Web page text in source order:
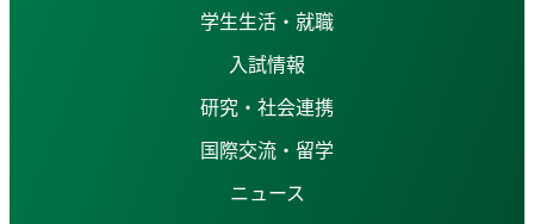
学生生活・就職
入試情報
研究・社会連携
国際交流・留学
ニュース